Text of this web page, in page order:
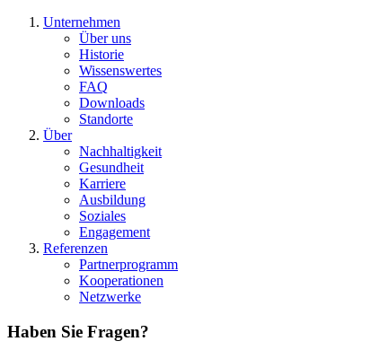
Unternehmen
Über uns
Historie
Wissenswertes
FAQ
Downloads
Standorte
Über
Nachhaltigkeit
Gesundheit
Karriere
Ausbildung
Soziales
Engagement
Referenzen
Partnerprogramm
Kooperationen
Netzwerke
Haben Sie Fragen?